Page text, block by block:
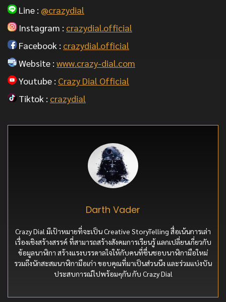
Line : @crazydial
Instagram : crazydial.official
Facebook : crazydial.official
Website : www.crazy-dial.com
Youtube : Crazy Dial Official
Tiktok : crazydial
Darth Vader
Crazy Dial มีเป้าหมายที่จะเป็น Creative StoryTelling สื่อเน้นการเล่า
เรื่องเชิงสร้างสรรค์ ที่สามารถสร้างสังคมการเรียนรู้ แลกเปลี่ยนเกี่ยวกับ
ข้อมูลนาฬิกา สร้างแรงบรรดาลใจให้กับคนที่ชื่นชอบนาฬิกามือใหม่
รวมถึงนักสะสมนาฬิกามือเก่า ขอบคุณที่มาเป็นส่วนนึง และร่วมแบ่งบัน
ประสบการณ์ไปพร้อมๆกัน กับ Crazy Dial